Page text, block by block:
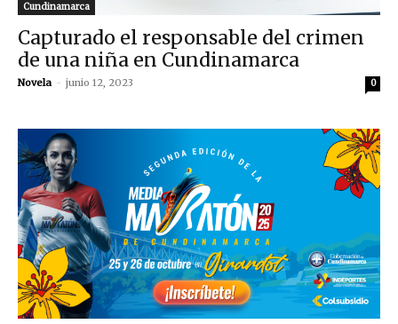
Cundinamarca
Capturado el responsable del crimen
de una niña en Cundinamarca
Novela - junio 12, 2023 0